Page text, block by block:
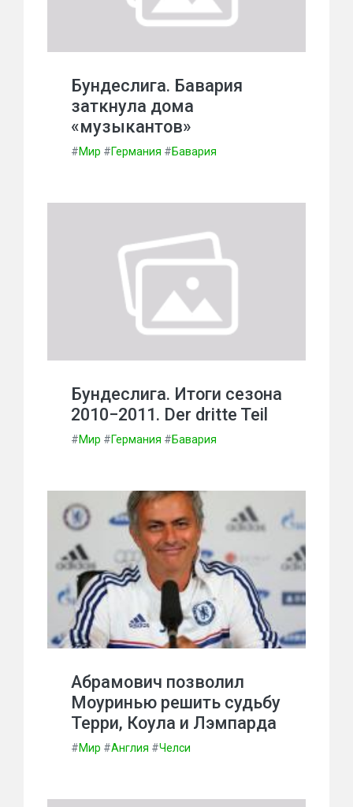
Бундеслига. Бавария
заткнула дома
«музыкантов»
#Мир #Германия #Бавария
Бундеслига. Итоги сезона
2010−2011. Der dritte Teil
#Мир #Германия #Бавария
Абрамович позволил
Моуринью решить судьбу
Терри, Коула и Лэмпарда
#Мир #Англия #Челси